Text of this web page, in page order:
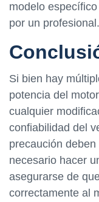
modelo
por un profesional.
Si bien hay
potencia del
cualquier
confiabilidad del
precaución
necesario hacer
asegurarse de
correctamente al